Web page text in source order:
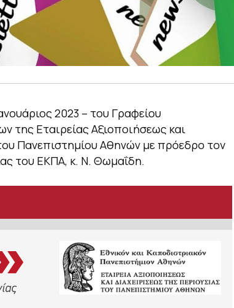
2023 – του Γραφείου
της Εταιρείας Αξιοποιήσεως και
Πανεπιστημίου Αθηνών με πρόεδρο τον
του ΕΚΠΑ, κ. Ν. Θωμαΐδη.